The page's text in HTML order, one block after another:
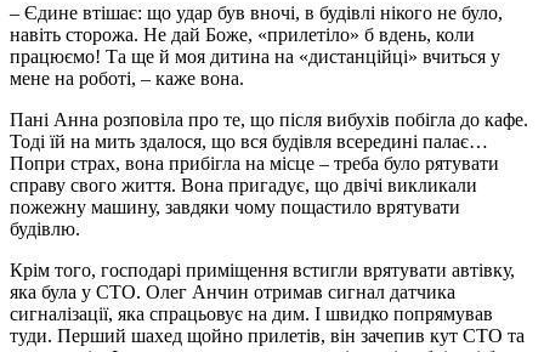
– Єдине втішає: що удар був вночі, в будівлі нікого не було,
навіть сторожа. Не дай Боже, «прилетіло» б вдень, коли
працюємо! Та ще й моя дитина на «дистанційці» вчиться у
мене на роботі, – каже вона.
Пані Анна розповіла про те, що після вибухів побігла до кафе.
Тоді їй на мить здалося, що вся будівля всередині палає…
Попри страх, вона прибігла на місце – треба було рятувати
справу свого життя. Вона пригадує, що двічі викликали
пожежну машину, завдяки чому пощастило врятувати
будівлю.
Крім того, господарі приміщення встигли врятувати автівку,
яка була у СТО. Олег Анчин отримав сигнал датчика
сигналізації, яка спрацьовує на дим. І швидко попрямував
туди. Перший шахед щойно прилетів, він зачепив кут СТО та